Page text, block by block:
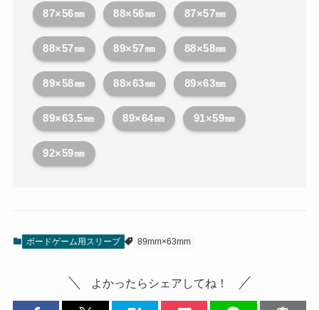
87×56㎜ 88×56㎜ 87×57㎜
88×57㎜ 89×57㎜ 88×58㎜
89×58㎜ 88×63㎜ 89×63㎜
89×63.5㎜ 89×64㎜ 91×59㎜
92×59㎜
ボードゲーム用スリーブ 89mm×63mm
よかったらシェアしてね！